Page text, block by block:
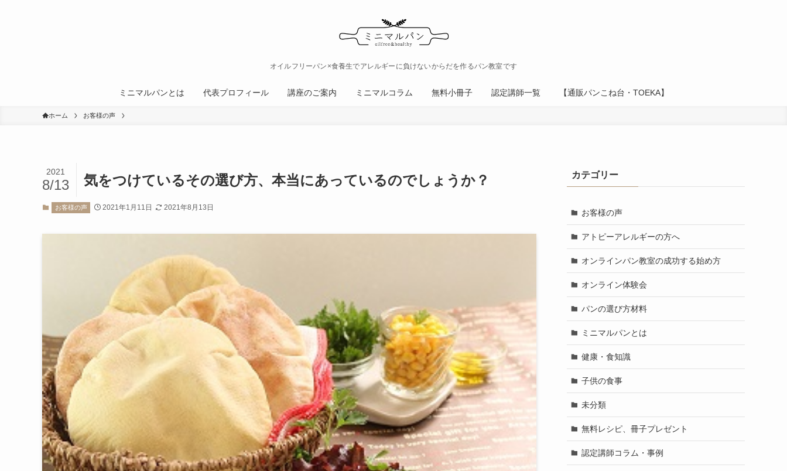
オイルフリーパン×食養生でアレルギーに負けないからだを作るパン教室です
ミニマルパンとは 代表プロフィール 講座のご案内 ミニマルコラム 無料小冊子 認定講師一覧 【通販パンこね台・TOEKA】
ホーム お客様の声
気をつけているその選び方、本当にあっているのでしょうか？
2021
8/13
お客様の声 2021年1月11日 2021年8月13日
カテゴリー
お客様の声
アトピーアレルギーの方へ
オンラインパン教室の成功する始め方
オンライン体験会
パンの選び方材料
ミニマルパンとは
健康・食知識
子供の食事
未分類
無料レシピ、冊子プレゼント
認定講師コラム・事例